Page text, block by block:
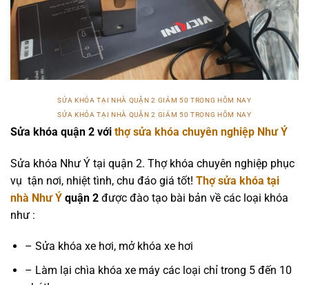
SỬA KHÓA TẠI NHÀ QUẬN 2 GIẢM 50 TRONG HÔM NAY
SỬA KHÓA TẠI NHÀ QUẬN 2 GIẢM 50 TRONG HÔM NAY
Sửa khóa quận 2 với thợ sửa khóa chuyên nghiệp Như Ý
Sửa khóa Như Ý tại quận 2. Thợ khóa chuyên nghiệp phục
vụ tận nơi, nhiệt tình, chu đáo giá tốt! Thợ sửa khóa tại
nhà Như Ý quận 2 được đào tạo bài bản về các loại khóa
như :
– Sửa khóa xe hơi, mở khóa xe hơi
– Làm lại chìa khóa xe máy các loại chỉ trong 5 đến 10